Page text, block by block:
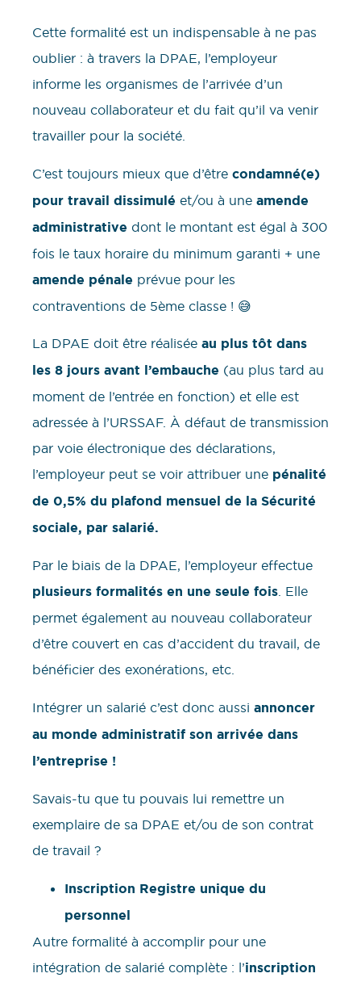
Cette formalité est un indispensable à ne pas
oublier : à travers la DPAE, l’employeur
informe les organismes de l’arrivée d’un
nouveau collaborateur et du fait qu’il va venir
travailler pour la société.
C’est toujours mieux que d’être condamné(e)
pour travail dissimulé et/ou à une amende
administrative dont le montant est égal à 300
fois le taux horaire du minimum garanti + une
amende pénale prévue pour les
contraventions de 5ème classe ! 😅
La DPAE doit être réalisée au plus tôt dans
les 8 jours avant l’embauche (au plus tard au
moment de l’entrée en fonction) et elle est
adressée à l’URSSAF. À défaut de transmission
par voie électronique des déclarations,
l’employeur peut se voir attribuer une pénalité
de 0,5% du plafond mensuel de la Sécurité
sociale, par salarié.
Par le biais de la DPAE, l’employeur effectue
plusieurs formalités en une seule fois. Elle
permet également au nouveau collaborateur
d’être couvert en cas d’accident du travail, de
bénéficier des exonérations, etc.
Intégrer un salarié c’est donc aussi annoncer
au monde administratif son arrivée dans
l’entreprise !
Savais-tu que tu pouvais lui remettre un
exemplaire de sa DPAE et/ou de son contrat
de travail ?
Inscription Registre unique du
personnel
Autre formalité à accomplir pour une
intégration de salarié complète : l’inscription